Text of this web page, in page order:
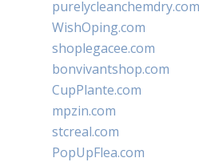
purelycleanchemdry.com
WishOping.com
shoplegacee.com
bonvivantshop.com
CupPlante.com
mpzin.com
stcreal.com
PopUpFlea.com